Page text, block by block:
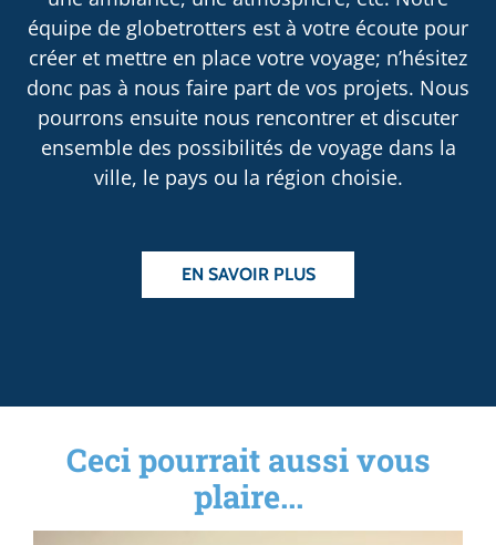
équipe de globetrotters est à votre écoute pour
créer et mettre en place votre voyage; n’hésitez
donc pas à nous faire part de vos projets. Nous
pourrons ensuite nous rencontrer et discuter
ensemble des possibilités de voyage dans la
ville, le pays ou la région choisie.
EN SAVOIR PLUS
Ceci pourrait aussi vous
plaire...